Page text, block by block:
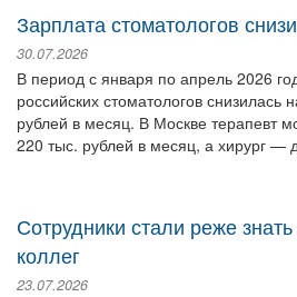
Зарплата стоматологов
30.07.2026
В период с января по апрель 2026
российских стоматологов снизилась
рублей в месяц. В Москве терапевт
220 тыс. рублей в месяц, а хирург —
Сотрудники стали реже
коллег
23.07.2026